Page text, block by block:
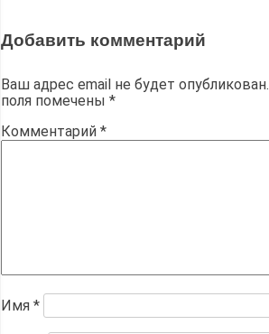
Добавить комментарий
Ваш адрес email не будет опубликован.
поля помечены *
Комментарий *
Имя *